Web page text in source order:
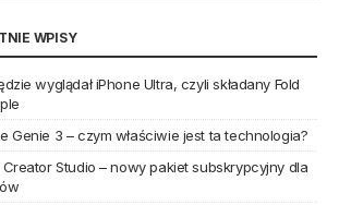
WPISY
wyglądał iPhone Ultra, czyli składany Fold
Genie 3 – czym właściwie jest ta technologia?
Studio – nowy pakiet subskrypcyjny dla